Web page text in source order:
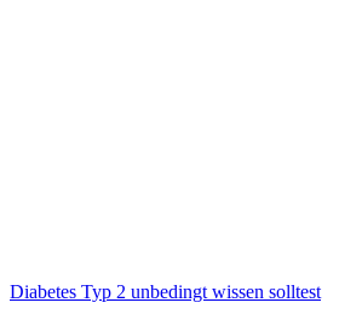
Diabetes Typ 2 unbedingt wissen solltest